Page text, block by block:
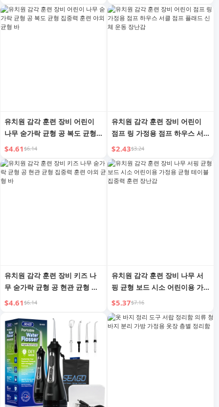
유치원 감각 훈련 장비 어린이
나무 숟가락 균형 공 복도 균형
집중력 훈련 야외 균형 바
$4.61$6.14
유치원 감각 훈련 장비 어린이
점프 링 가정용 점프 하우스 서
클 점프 플래드 신체 운동 장난
감
$2.43$3.24
유치원 감각 훈련 장비 키즈 나
무 숟가락 균형 공 현관 균형 집
중력 훈련 야외 균형 바
$4.61$6.14
유치원 감각 훈련 장비 나무 서
핑 균형 보드 시소 어린이용 가
정용 균형 테이블 집중력 훈련
장난감
$5.37$7.16